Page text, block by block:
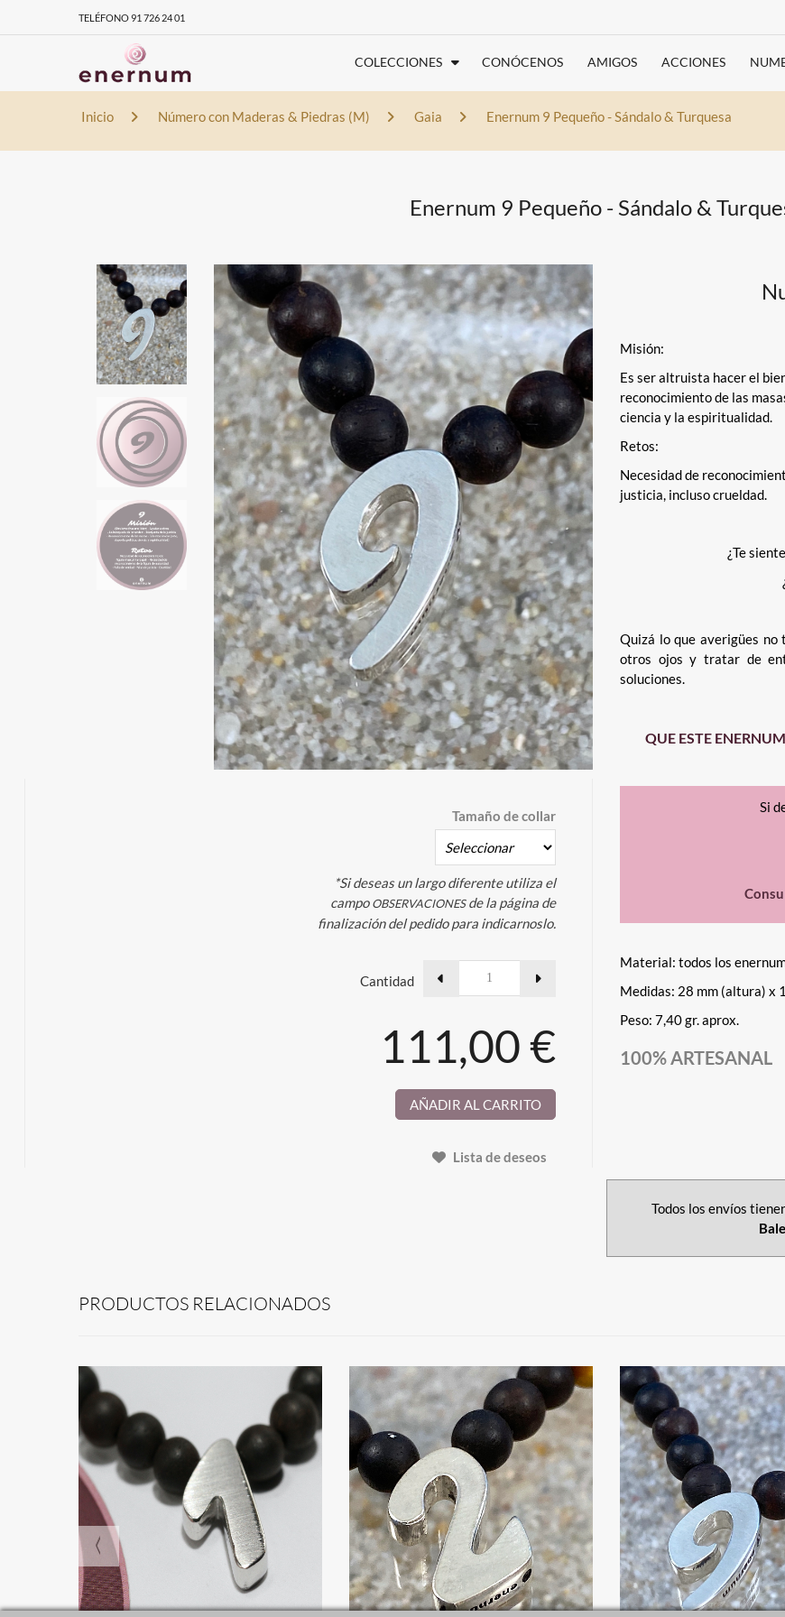
TELÉFONO 91 726 24 01
COLECCIONES CONÓCENOS AMIGOS ACCIONES
Inicio Número con Maderas & Piedras (M) Gaia Enernum 9 Pequeño - Sándalo & Turquesa
Enernum 9 Pequeño - Sándalo &
Tamaño de collar
*Si deseas un largo diferente utiliza el
campoOBSERVACIONESde la página de
finalización del pedido para indicarnoslo.
Cantidad
111,00 €
AÑADIR AL CARRITO
Lista de deseos
Misión:
Es ser altruista hacer el
reconocimiento de las
ciencia y la espiritualidad.
Retos:
Necesidad de
justicia, incluso crueldad.
¿Te
Quizá lo que averigües
otros ojos y tratar de
soluciones.
QUE ESTE
Si
Material: todos los
Medidas: 28 mm (altura) x
Peso: 7,40 gr. aprox.
100% ARTESANAL
Todos los envíos
PRODUCTOS RELACIONADOS